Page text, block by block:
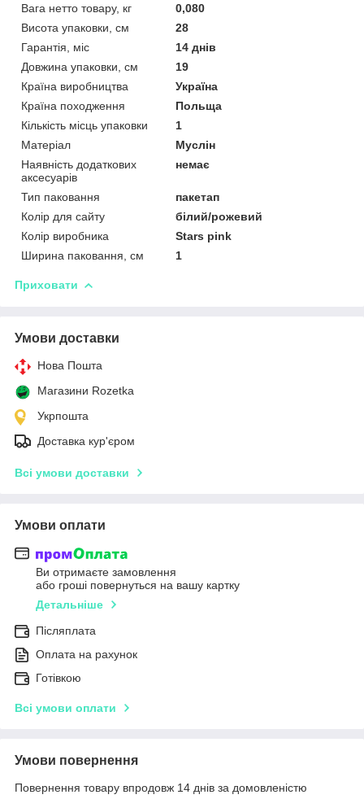
Вага нетто товару, кг
0,080
Висота упаковки, см
28
Гарантія, міс
14 днів
Довжина упаковки, см
19
Країна виробництва
Україна
Країна походження
Польща
Кількість місць упаковки
1
Матеріал
Муслін
Наявність додаткових
аксесуарів
немає
Тип паковання
пакетап
Колір для сайту
білий/рожевий
Колір виробника
Stars pink
Ширина паковання, см
1
Приховати
Умови доставки
Нова Пошта
Магазини Rozetka
Укрпошта
Доставка кур'єром
Всі умови доставки
Умови оплати
Ви отримаєте замовлення
або гроші повернуться на вашу картку
Детальніше
Післяплата
Оплата на рахунок
Готівкою
Всі умови оплати
Умови повернення
Повернення товару впродовж 14 днів за домовленістю